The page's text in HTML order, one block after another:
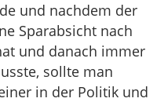
und nachdem der
Sparabsicht nach
und danach immer
sollte man
in der Politik und